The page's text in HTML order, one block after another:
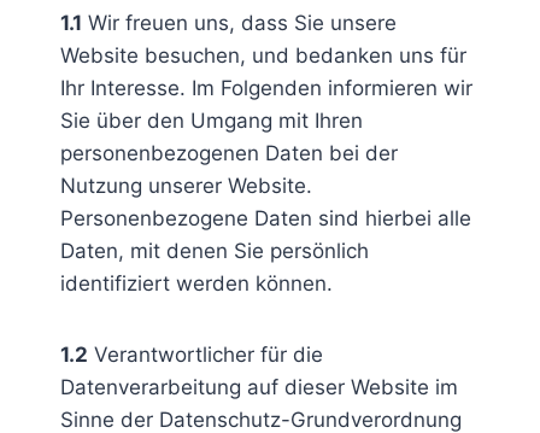
1.1 Wir freuen uns, dass Sie unsere
Website besuchen, und bedanken uns für
Ihr Interesse. Im Folgenden informieren wir
Sie über den Umgang mit Ihren
personenbezogenen Daten bei der
Nutzung unserer Website.
Personenbezogene Daten sind hierbei alle
Daten, mit denen Sie persönlich
identifiziert werden können.
1.2 Verantwortlicher für die
Datenverarbeitung auf dieser Website im
Sinne der Datenschutz-Grundverordnung